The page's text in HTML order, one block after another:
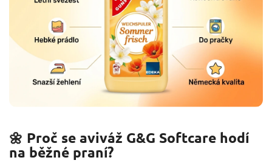
🌼 Proč se aviváž G&G Softcare hodí
na běžné praní?